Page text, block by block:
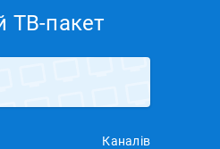
ТВ-пакет
Каналів